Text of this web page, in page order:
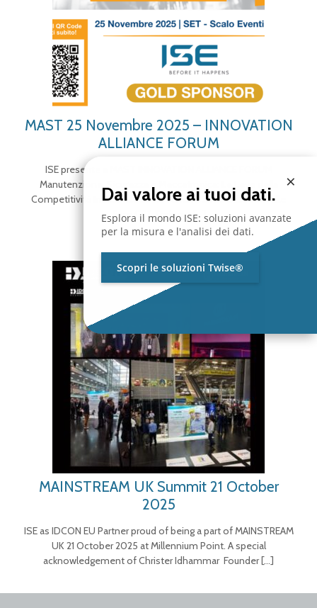
MAST 25 Novembre 2025 – INNOVATION
ALLIANCE FORUM
ISE presente a MAST INNOVATION ALLIANCE FORUM
Manutenzione, Sicurezza e Meccatronica: Le Leve della
Competitività Industriale 25 Novembre 2025 dalle 9am alle
5pm CET Torino –[…]
MAINSTREAM UK Summit 21 October
2025
ISE as IDCON EU Partner proud of being a part of MAINSTREAM
UK 21 October 2025 at Millennium Point. A special
acknowledgement of Christer Idhammar Founder[…]
×
Dai valore ai tuoi dati.
Esplora il mondo ISE: soluzioni avanzate
per la misura e l'analisi dei dati.
Scopri le soluzioni Twise®